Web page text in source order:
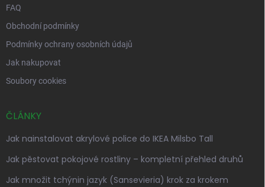
FAQ
Obchodní podmínky
Podmínky ochrany osobních údajů
Jak nakupovat
Soubory cookies
ČLÁNKY
Jak nainstalovat akrylové police do IKEA Milsbo Tall
Jak pěstovat pokojové rostliny – kompletní přehled druhů
Jak množit tchýnin jazyk (Sansevieria) krok za krokem